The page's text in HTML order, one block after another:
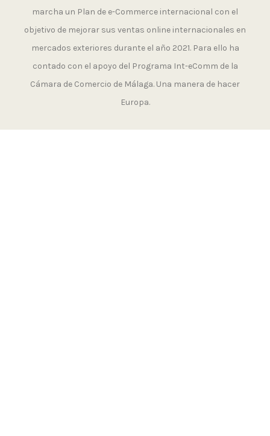
marcha un Plan de e-Commerce internacional con el
objetivo de mejorar sus ventas online internacionales en
mercados exteriores durante el año 2021. Para ello ha
contado con el apoyo del Programa Int-eComm de la
Cámara de Comercio de Málaga. Una manera de hacer
Europa.